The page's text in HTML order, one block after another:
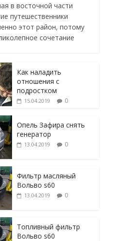
в восточной части
путешественники
этот район, потому
сочетание
Как наладить
отношения с
подростком
15.04.2019 0
Опель Зафира снять
генератор
13.04.2019 0
Фильтр масляный
Вольво s60
13.04.2019 0
Топливный фильтр
Вольво s60